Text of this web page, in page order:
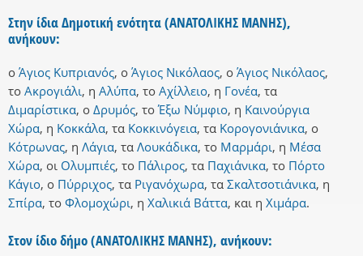
Στην ίδια Δημοτική ενότητα (ΑΝΑΤΟΛΙΚΗΣ ΜΑΝΗΣ),
ανήκουν:
ο Άγιος Κυπριανός, ο Άγιος Νικόλαος, ο Άγιος Νικόλαος,
το Ακρογιάλι, η Αλύπα, το Αχίλλειο, η Γονέα, τα
Διμαρίστικα, ο Δρυμός, το Έξω Νύμφιο, η Καινούργια
Χώρα, η Κοκκάλα, τα Κοκκινόγεια, τα Κορογονιάνικα, ο
Κότρωνας, η Λάγια, τα Λουκάδικα, το Μαρμάρι, η Μέσα
Χώρα, οι Ολυμπιές, το Πάλιρος, τα Παχιάνικα, το Πόρτο
Κάγιο, ο Πύρριχος, τα Ριγανόχωρα, τα Σκαλτσοτιάνικα, η
Σπίρα, το Φλομοχώρι, η Χαλικιά Βάττα, και η Χιμάρα.
Στον ίδιο δήμο (ΑΝΑΤΟΛΙΚΗΣ ΜΑΝΗΣ), ανήκουν: